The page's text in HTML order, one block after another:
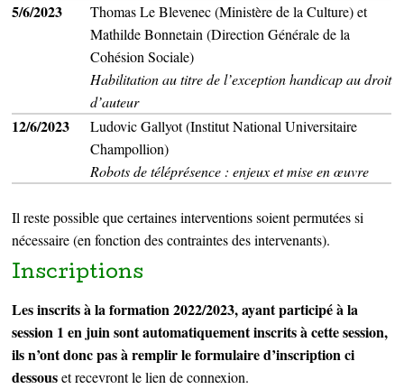
5/6/2023
Thomas Le Blevenec (Ministère de la Culture) et
Mathilde Bonnetain (Direction Générale de la
Cohésion Sociale)
Habilitation au titre de l’exception handicap au droit
d’auteur
12/6/2023
Ludovic Gallyot (Institut National Universitaire
Champollion)
Robots de téléprésence : enjeux et mise en œuvre
Il reste possible que certaines interventions soient permutées si
nécessaire (en fonction des contraintes des intervenants).
Inscriptions
Les inscrits à la formation 2022/2023, ayant participé à la
session 1 en juin sont automatiquement inscrits à cette session,
ils n’ont donc pas à remplir le formulaire d’inscription ci
dessouset recevront le lien de connexion.